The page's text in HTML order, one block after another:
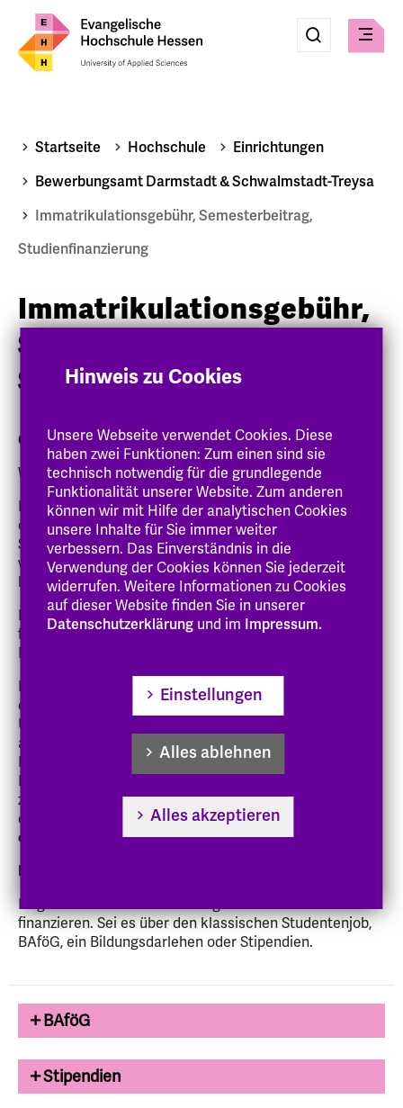
Suche
absenden
Menü
Startseite Hochschule
Einrichtungen
Bewerbungsamt Darmstadt & Schwalmstadt-Treysa
Immatrikulationsgebühr, Semesterbeitrag,
Studienfinanzierung
Immatrikulationsgebühr,
Semesterbeitrag,
Studienfinanzierung
Gebühren und Semesterbeiträge:
Wir erheben keine Studiengebühren.
Pro Semester fallen lediglich dieSemesterbeiträge
ca. 300 Euro an. Sie beinhalten die Kosten für das
Semesterticket. Da sie jedes Semester neu berechnet
werden, werden sie zu Beginn der Rückmeldefristen
bekannt gegeben.
Eineeinmalige Immatrikulationsgebühr von 300 Euro
fällt bei einer Immatrikulation in einen Bachelor- oder
Masterstudiengang an.
Interne Bewerber:innen, die von einem Bachelor- in
einen grundständigen Masterstudiengang ohne
Unterbrechung der Immatrikulation in zwei
aufeinanderfolgenden Semestern, oder wenn eine
Immatrikulation hochschulseitig nicht zum auf den
Bachelorabschluss folgenden Semester möglich ist,
zum nächstmöglichen Immatrikulationszeitpunkt in
einen Masterstudiengang wechslen, zahlen eine
einmalige Wechselgebührvon 150 Euro.
Finanzierung des Studiums
Es gibt viele verschiedene Wege sich das Studium zu
finanzieren. Sei es über den klassischen Studentenjob,
BAföG, ein Bildungsdarlehen oder Stipendien.
BAföG
Stipendien
Hinweis zu Cookies
Unsere Webseite verwendet Cookies. Diese
haben zwei Funktionen: Zum einen sind sie
technisch notwendig für die grundlegende
Funktionalität unserer Website. Zum anderen
können wir mit Hilfe der analytischen Cookies
unsere Inhalte für Sie immer weiter
verbessern. Das Einverständnis in die
Verwendung der Cookies können Sie jederzeit
widerrufen. Weitere Informationen zu Cookies
auf dieser Website finden Sie in unserer
Datenschutzerklärung und im Impressum.
Einstellungen
Alles ablehnen
Alles akzeptieren